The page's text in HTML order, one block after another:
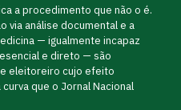
a procedimento que não o é.
via análise documental e a
— igualmente incapaz
e direto — são
eleitoreiro cujo efeito
que o Jornal Nacional